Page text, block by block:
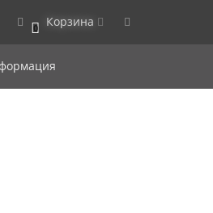
0 Корзина